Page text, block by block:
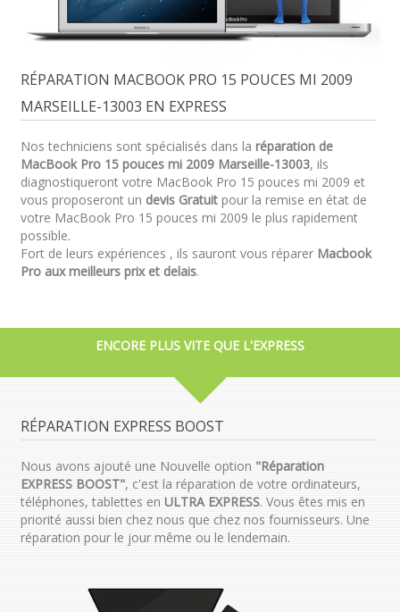
RÉPARATION MACBOOK PRO 15 POUCES MI 2009
MARSEILLE-13003 EN EXPRESS
Nos techniciens sont spécialisés dans la réparation de
MacBook Pro 15 pouces mi 2009 Marseille-13003, ils
diagnostiqueront votre MacBook Pro 15 pouces mi 2009 et
vous proposeront un devis Gratuitpour la remise en état de
votre MacBook Pro 15 pouces mi 2009 le plus rapidement
possible.
Fort de leurs expériences , ils sauront vous réparer Macbook
Pro aux meilleurs prix et delais.
ENCORE PLUS VITE QUE L'EXPRESS
RÉPARATION EXPRESS BOOST
Nous avons ajouté une Nouvelle option "Réparation
EXPRESS BOOST", c'est la réparation de votre ordinateurs,
téléphones, tablettes en ULTRA EXPRESS. Vous êtes mis en
priorité aussi bien chez nous que chez nos fournisseurs. Une
réparation pour le jour même ou le lendemain.